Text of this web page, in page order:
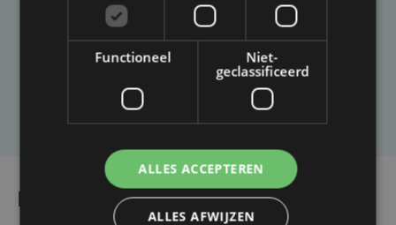
Heb je een taal- of schrijffout opgemerkt in dit
artikel?
Laat het ons weten
Functioneel
Niet-
geclassificeerd
ALLES ACCEPTEREN
ALLES AFWIJZEN